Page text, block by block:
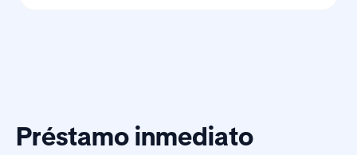
Préstamo inmediato